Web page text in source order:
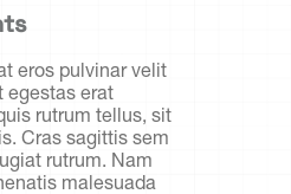
eros pulvinar velit
egestas erat
rutrum tellus, sit
Cras sagittis sem
rutrum. Nam
malesuada